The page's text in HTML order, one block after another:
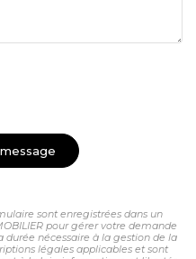
sont enregistrées dans un
pour gérer votre demande
durée nécessaire à la gestion de la
légales applicables et sont